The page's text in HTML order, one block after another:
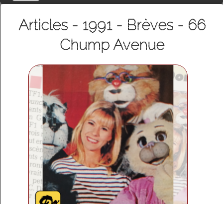
Dorothée Magazine▼
Dorothée Blog
Archives TV▼
AB Hit ▼
Bonus▼
Articles - 1991 - Brèves - 66
Chump Avenue